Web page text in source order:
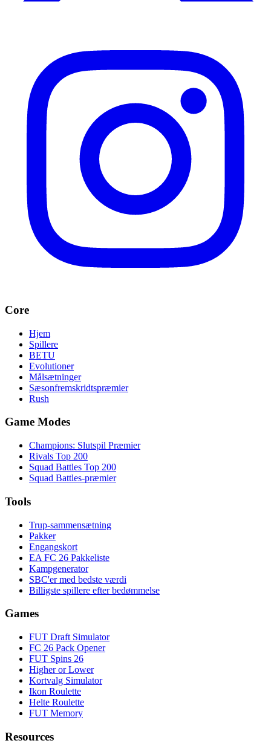
Core
Hjem
Spillere
BETU
Evolutioner
Målsætninger
Sæsonfremskridtspræmier
Rush
Game Modes
Champions: Slutspil Præmier
Rivals Top 200
Squad Battles Top 200
Squad Battles-præmier
Tools
Trup-sammensætning
Pakker
Engangskort
EA FC 26 Pakkeliste
Kampgenerator
SBC'er med bedste værdi
Billigste spillere efter bedømmelse
Games
FUT Draft Simulator
FC 26 Pack Opener
FUT Spins 26
Higher or Lower
Kortvalg Simulator
Ikon Roulette
Helte Roulette
FUT Memory
Resources